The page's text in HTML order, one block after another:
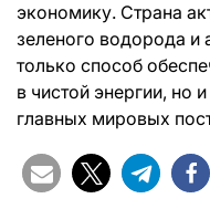
экономику. Страна
зеленого водорода и
только способ
в чистой энергии, но
главных мировых